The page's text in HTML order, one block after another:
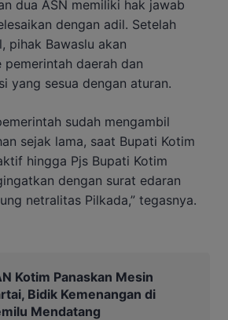
dua ASN memiliki hak jawab
dengan adil. Setelah
pihak Bawaslu akan
pemerintah daerah dan
yang sesua dengan aturan.
sudah mengambil
sejak lama, saat Bupati Kotim
hingga Pjs Bupati Kotim
dengan surat edaran
netralitas Pilkada,” tegasnya.
Kotim Panaskan Mesin
Bidik Kemenangan di
Mendatang